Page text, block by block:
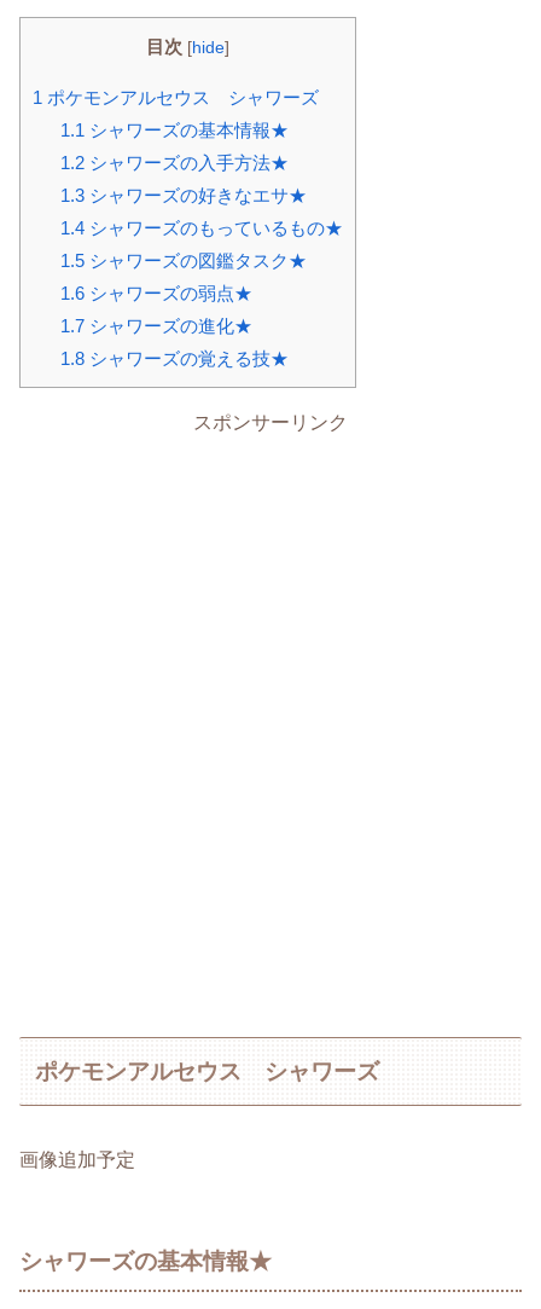
目次 [hide]
1 ポケモンアルセウス シャワーズ
1.1 シャワーズの基本情報★
1.2シャワーズの入手方法★
1.3シャワーズの好きなエサ★
1.4シャワーズのもっているもの★
1.5シャワーズの図鑑タスク★
1.6シャワーズの弱点★
1.7シャワーズの進化★
1.8シャワーズの覚える技★
スポンサーリンク
ポケモンアルセウス シャワーズ
画像追加予定
シャワーズの基本情報★